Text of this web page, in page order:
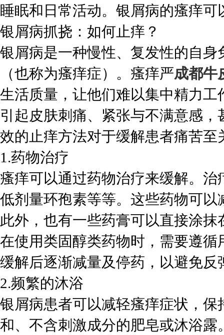
睡眠和日常活动。银屑病的瘙痒可
银屑病抓挠：如何止痒？
银屑病是一种慢性、复发性的自
（也称为瘙痒症）。瘙痒严成都牛
生活质量，让他们难以集中精力
引起皮肤刺痛、紧张与不满意感
效的止痒方法对于缓解患者痛苦至
1.药物治疗
瘙痒可以通过药物治疗来缓解。
低剂量环孢素等等。这些药物可
此外，也有一些药膏可以直接涂
在使用类固醇类药物时，需要遵
缓解后逐渐减量及停药，以避免反
2.频繁的沐浴
银屑病患者可以减轻瘙痒症状，
和、不含刺激成分的肥皂或沐浴